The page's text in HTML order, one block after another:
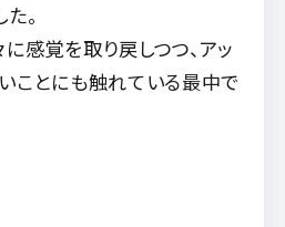
。
感覚を取り戻しつつ、アッ
ことにも触れている最中で